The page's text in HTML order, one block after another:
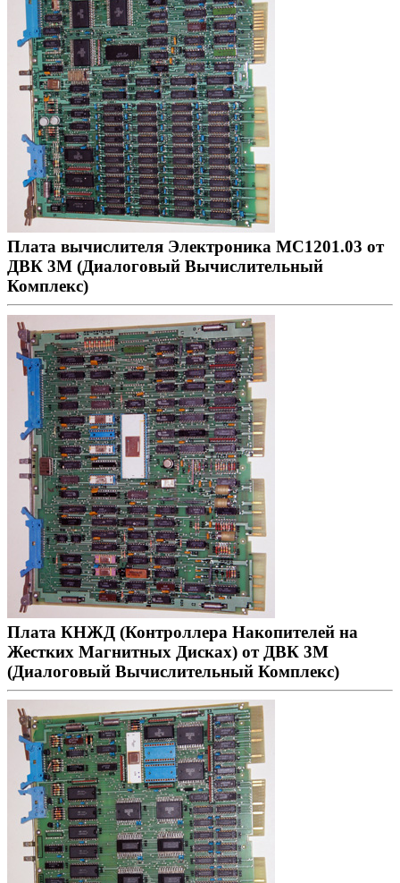
Плата вычислителя Электроника МС1201.03 от
ДВК 3М (Диалоговый Вычислительный
Комплекс)
Плата КНЖД (Контроллера Накопителей на
Жестких Магнитных Дисках) от ДВК 3М
(Диалоговый Вычислительный Комплекс)